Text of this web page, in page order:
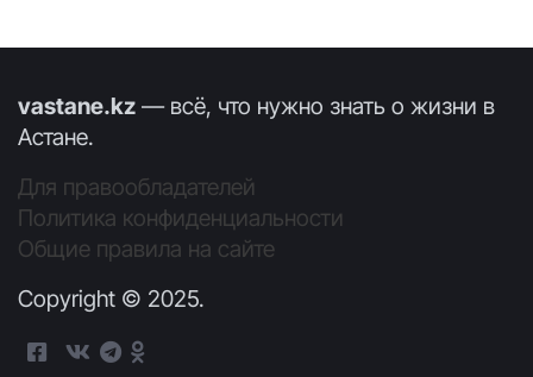
vastane.kz — всё, что нужно знать о жизни в
Астане.
Для правообладателей
Политика конфиденциальности
Общие правила на сайте
Copyright © 2025.